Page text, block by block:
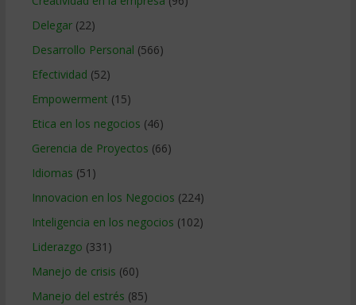
Delegar(22)
Desarrollo Personal (566)
Efectividad (52)
Empowerment (15)
Etica en los negocios (46)
Gerencia de Proyectos (66)
Idiomas (51)
Innovacion en los Negocios (224)
Inteligencia en los negocios (102)
Liderazgo (331)
Manejo de crisis (60)
Manejo del estrés (85)